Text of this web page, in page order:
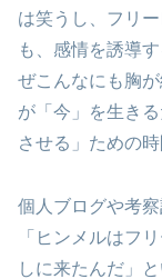
は笑うし、フリ
も、感情を誘導
ぜこんなにも胸
が「今」を生き
させる」ための時
個人ブログや考
「ヒンメルはフ
しに来たんだ」